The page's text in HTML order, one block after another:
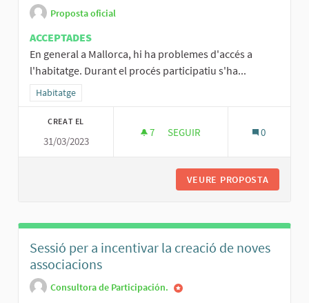
Proposta oficial
ACCEPTADES
En general a Mallorca, hi ha problemes d'accés a
l'habitatge. Durant el procés participatiu s'ha...
Resultats al filtrar per la categoria: Habitatge
Habitatge
CREAT EL
31/03/2023
7 7 SEGUIDORES
SEGUIR 0
VEURE PROPOSTA
Sessió per a incentivar la creació de noves
associacions
Consultora de Participación.